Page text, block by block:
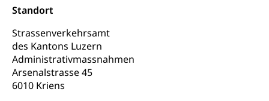
Standort
Strassenverkehrsamt
des Kantons Luzern
Administrativmassnahmen
Arsenalstrasse 45
6010 Kriens
Konsumentenrechte, Produktsicherheit,
Konsumentenorganisation, parallele Einfuhr,
regionale Erschöpfung, nationale Erschöpfung,
internationale Erschöpfung, Preisabsprache, Kartell,
Cassis-deDijon-Prinzip